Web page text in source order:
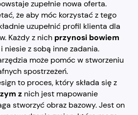
zupełnie nowa oferta.
że aby móc korzystać z tego
uzupełnić profil klienta dla
Każdy z nich przynosi bowiem
niesie z sobą inne zadania.
może pomóc w stworzeniu
spostrzeżeń.
to proces, który składa się z
z nich jest mapowanie
stworzyć obraz bazowy. Jest on